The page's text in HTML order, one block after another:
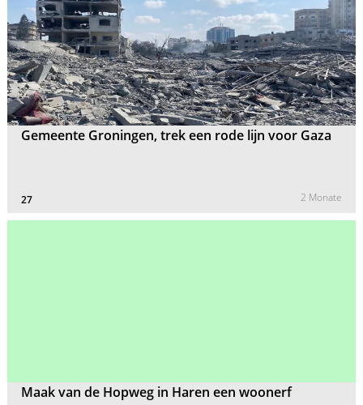
Gemeente Groningen, trek een rode lijn voor Gaza
27 2 Monate
Maak van de Hopweg in Haren een woonerf